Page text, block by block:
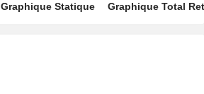
Graphique Statique Graphique Total